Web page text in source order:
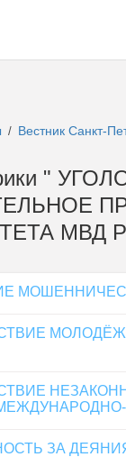
/ Вестник Санкт-
"
МВД
ЗА